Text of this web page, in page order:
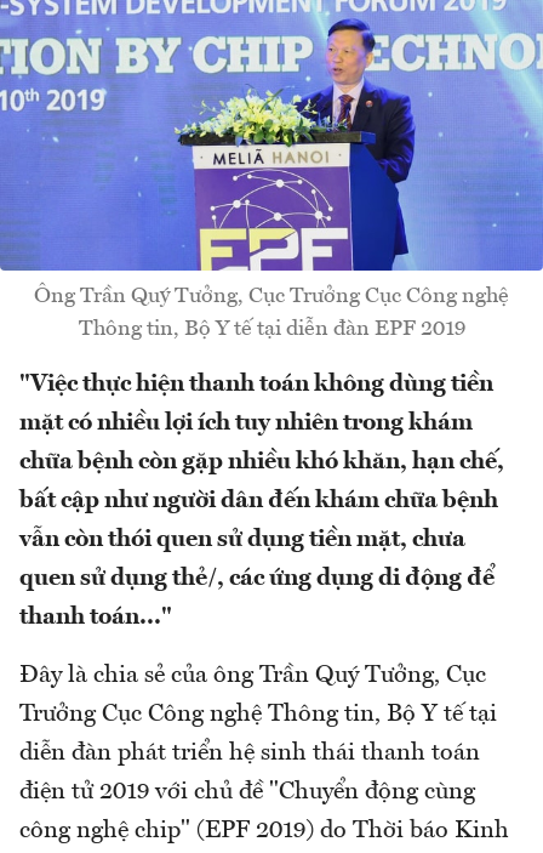
Ông Trần Quý Tưởng, Cục Trưởng Cục Công nghệ
Thông tin, Bộ Y tế tại diễn đàn EPF 2019
"Việc thực hiện thanh toán không dùng tiền
mặt có nhiều lợi ích tuy nhiên trong khám
chữa bệnh còn gặp nhiều khó khăn, hạn chế,
bất cập như người dân đến khám chữa bệnh
vẫn còn thói quen sử dụng tiền mặt, chưa
quen sử dụng thẻ/, các ứng dụng di động để
thanh toán..."
Đây là chia sẻ của ông Trần Quý Tưởng, Cục
Trưởng Cục Công nghệ Thông tin, Bộ Y tế tại
diễn đàn phát triển hệ sinh thái thanh toán
điện tử 2019 với chủ đề "Chuyển động cùng
công nghệ chip" (EPF 2019) do Thời báo Kinh